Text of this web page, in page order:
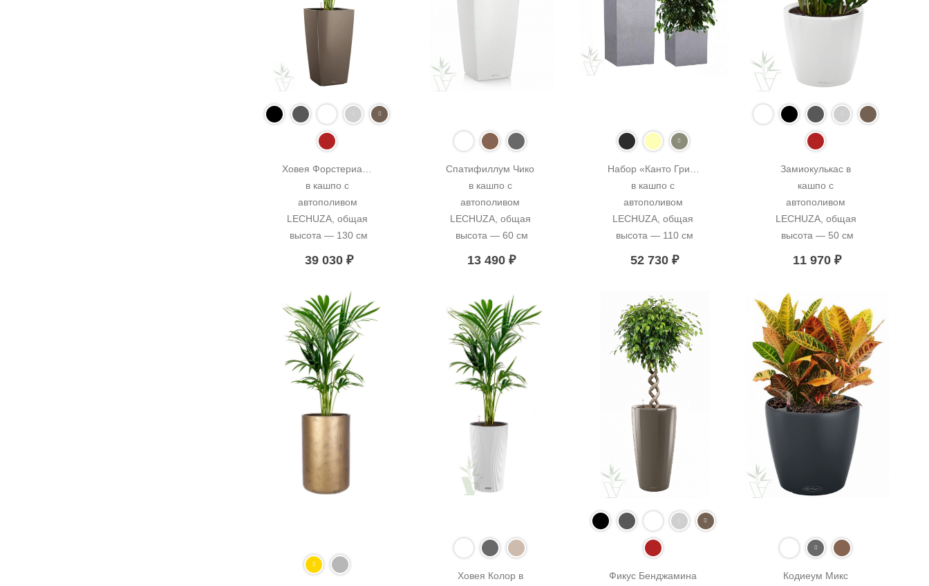
Ховея Форстериана
в кашпо с
автополивом
LECHUZA, общая
высота — 130 см
39 030 ₽
Спатифиллум Чико
в кашпо с
автополивом
LECHUZA, общая
высота — 60 см
13 490₽
Набор «Канто Грин»
в кашпо с
автополивом
LECHUZA, общая
высота — 110 см
52 730 ₽
Замиокулькас в
кашпо с
автополивом
LECHUZA, общая
высота — 50 см
11 970₽
Ховея Колор в
Фикус Бенджамина
Кодиеум Микс